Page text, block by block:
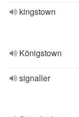
kingstown
Königstown
signaller